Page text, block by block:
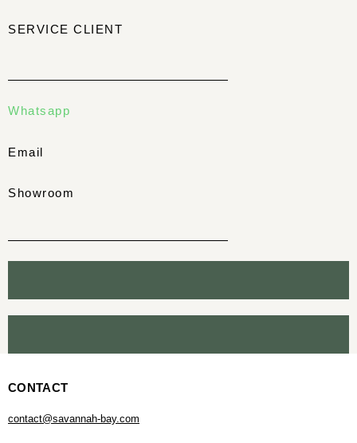
SERVICE CLIENT
Whatsapp
Email
Showroom
CONTACT
contact@savannah-bay.com